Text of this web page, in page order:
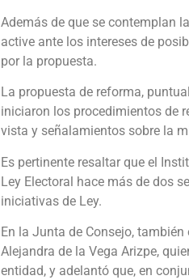
Además de que se contemplan
active ante los intereses de
por la propuesta.
La propuesta de reforma,
iniciaron los procedimientos de
vista y señalamientos sobre la
Es pertinente resaltar que el
Ley Electoral hace más de dos
iniciativas de Ley.
En la Junta de Consejo,
Alejandra de la Vega Arizpe,
entidad, y adelantó que, en